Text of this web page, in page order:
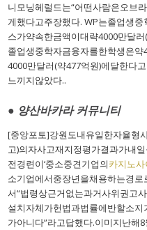
니모닝헤럴드는“어떤사람은오브
게했다고주장했다. WP는졸업생
스가약속한금액이대략4000만달
졸업생중학자금융자를한학생은
4000만달러(약477억원)에달한다
느끼지않았다..
● 양산바카라 커뮤니티
[중앙포토]강원도내유일한자율형
고)의자사고재지정평가결과가내
전경련이‘중소중견기업의카지노사
소기업에서중장년을채용하는경
서“법령상근거없는과거사위권고
설치자체가헌법과법률에반할소
가아니다”라고답했다.이미지난해